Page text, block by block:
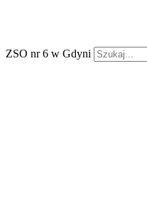
ZSO nr 6 w Gdyni